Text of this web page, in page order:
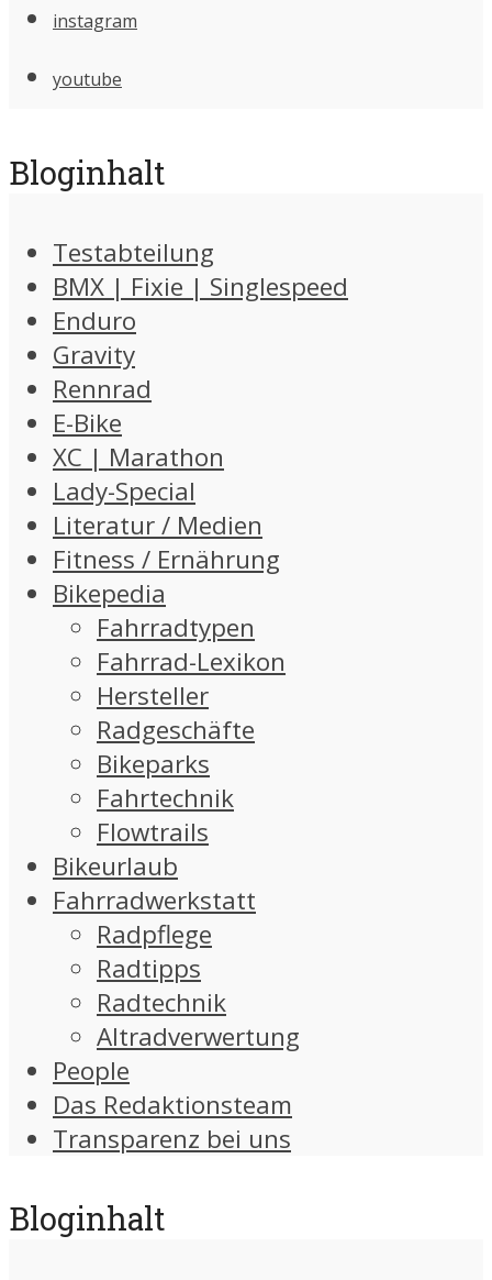
instagram
youtube
Bloginhalt
Testabteilung
BMX | Fixie | Singlespeed
Enduro
Gravity
Rennrad
E-Bike
XC | Marathon
Lady-Special
Literatur / Medien
Fitness / Ernährung
Bikepedia
Fahrradtypen
Fahrrad-Lexikon
Hersteller
Radgeschäfte
Bikeparks
Fahrtechnik
Flowtrails
Bikeurlaub
Fahrradwerkstatt
Radpflege
Radtipps
Radtechnik
Altradverwertung
People
Das Redaktionsteam
Transparenz bei uns
Bloginhalt